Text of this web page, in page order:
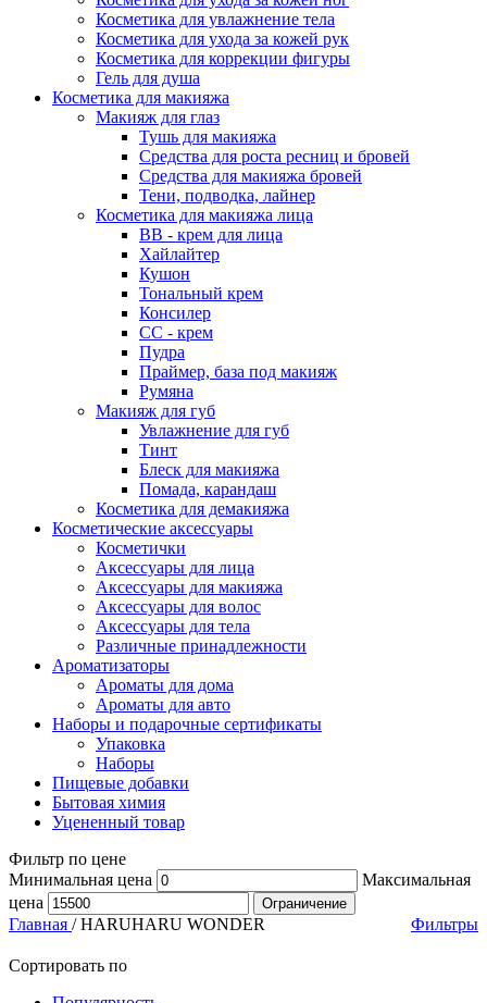
Косметика для увлажнение тела
Косметика для ухода за кожей рук
Косметика для коррекции фигуры
Гель для душа
Косметика для макияжа
Макияж для глаз
Тушь для макияжа
Средства для роста ресниц и бровей
Средства для макияжа бровей
Тени, подводка, лайнер
Косметика для макияжа лица
ВВ - крем для лица
Хайлайтер
Кушон
Тональный крем
Консилер
СС - крем
Пудра
Праймер, база под макияж
Румяна
Макияж для губ
Увлажнение для губ
Тинт
Блеск для макияжа
Помада, карандаш
Косметика для демакияжа
Косметические аксессуары
Косметички
Аксессуары для лица
Аксессуары для макияжа
Аксессуары для волос
Аксессуары для тела
Различные принадлежности
Ароматизаторы
Ароматы для дома
Ароматы для авто
Наборы и подарочные сертификаты
Упаковка
Наборы
Пищевые добавки
Бытовая химия
Уцененный товар
Фильтр по цене
Минимальная цена
Максимальная
цена
Ограничение
Главная / HARUHARU WONDER Фильтры
Сортировать по